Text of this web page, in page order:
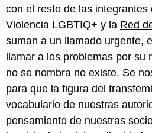
con el resto de las integrantes
Violencia LGBTIQ+ y la Red
suman a un llamado urgente,
llamar a los problemas por
no se nombra no existe. Se
para que la figura del
vocabulario de nuestras
pensamiento de nuestras